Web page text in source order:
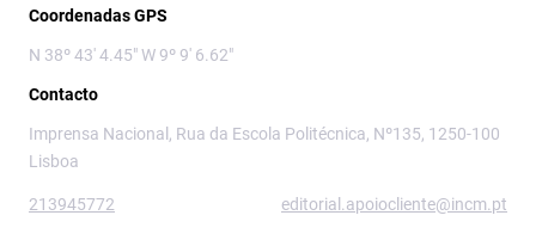
Coordenadas GPS
N 38º 43' 4.45" W 9º 9' 6.62"
Contacto
Imprensa Nacional, Rua da Escola Politécnica, Nº135, 1250-100
Lisboa
213945772 editorial.apoiocliente@incm.pt